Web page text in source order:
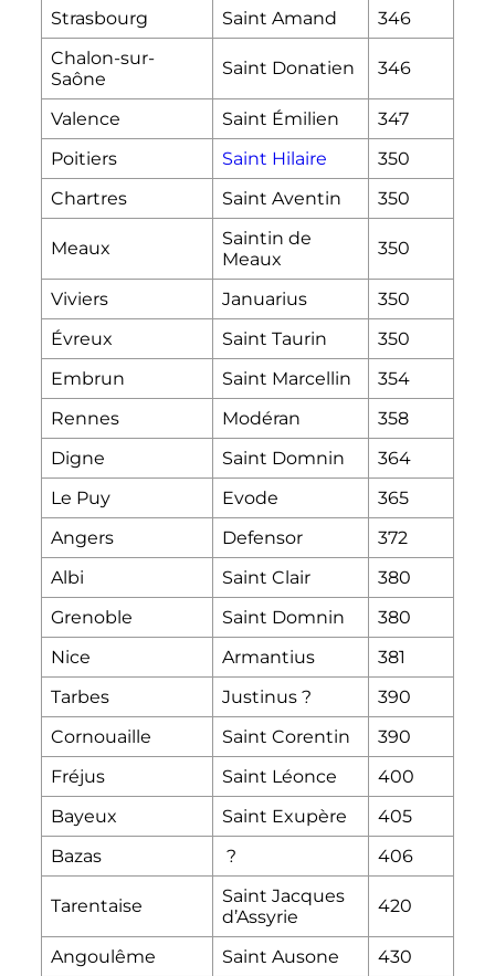
Strasbourg
Saint Amand
346
Chalon-sur-
Saône
Saint Donatien 346
Valence Saint Émilien
347
Poitiers
Saint Hilaire
350
Chartres
Saint Aventin 350
Meaux
Saintin de
Meaux
350
Viviers Januarius
350
Évreux
Saint Taurin
350
Embrun
Saint Marcellin
354
Rennes
Modéran
358
Digne
Saint Domnin
364
Le Puy
Evode
365
Angers
Defensor
372
Albi
Saint Clair
380
Grenoble
Saint Domnin
380
Nice
Armantius
381
Tarbes
Justinus ?
390
Cornouaille
Saint Corentin
390
Fréjus
Saint Léonce
400
Bayeux
Saint Exupère
405
Bazas
? 406
Tarentaise
Saint Jacques
d’Assyrie
420
Angoulême Saint Ausone
430